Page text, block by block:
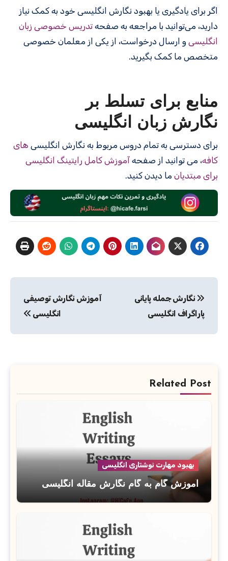
اگر برای یادگیری یا بهبود نگارش انگلیسی خود به کمک نیاز
دارید، می‌توانید با مراجعه به صفحه تدریس خصوصی زبان
انگلیسی و ارسال درخواست، از یکی از معلمان خصوصی
متخصص ما کمک بگیرید.
منابع برای تسلط بر
نگارش زبان انگلیسی
برای دسترسی به تمام دروس مربوط به نگارش انگلیسی های
کافه، می توانید از صفحه آموزش کامل رایتینگ انگلیسی
برای مبتدیان ما دیدن کنید.
نوشته
نگارش جمله پایانی
پاراگراف انگلیسی
آموزش نگارش توصیفی
انگلیسی
Related Post
بهبود مهارت نوشتاری انگلیسی
آموزش گام به گام نگارش مقاله انگلیسی